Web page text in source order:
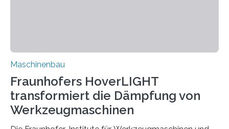
Maschinenbau
Fraunhofers HoverLIGHT
transformiert die Dämpfung von
Werkzeugmaschinen